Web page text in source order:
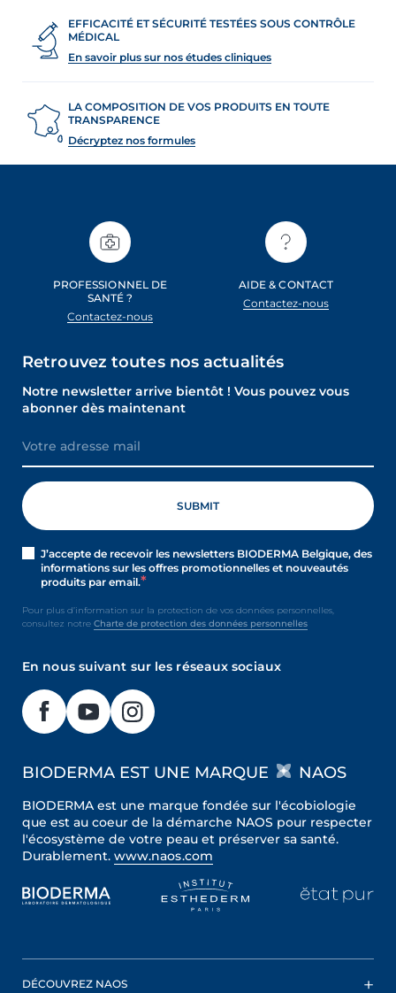
EFFICACITÉ ET SÉCURITÉ TESTÉES SOUS CONTRÔLE
MÉDICAL
En savoir plus sur nos études cliniques
LA COMPOSITION DE VOS PRODUITS EN TOUTE
TRANSPARENCE
Décryptez nos formules
PROFESSIONNEL DE
SANTÉ ?
Contactez-nous
AIDE & CONTACT
Contactez-nous
Retrouvez toutes nos actualités
Notre newsletter arrive bientôt ! Vous pouvez vous
abonner dès maintenant
J’accepte de recevoir les newsletters BIODERMA Belgique, des
informations sur les offres promotionnelles et nouveautés
produits par email.
Pour plus d’information sur la protection de vos données personnelles,
consultez notre Charte de protection des données personnelles
En nous suivant sur les réseaux sociaux
BIODERMA EST UNE MARQUE NAOS
BIODERMA est une marque fondée sur l'écobiologie
que est au coeur de la démarche NAOS pour respecter
l'écosystème de votre peau et préserver sa santé.
Durablement. www.naos.com
DÉCOUVREZ NAOS